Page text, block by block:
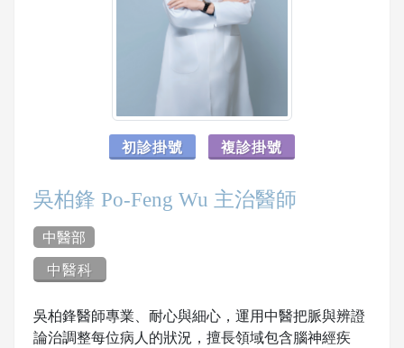
初診掛號 複診掛號
吳柏鋒 Po-Feng Wu 主治醫師
中醫部
中醫科
吳柏鋒醫師專業、耐心與細心，運用中醫把脈與辨證
論治調整每位病人的狀況，擅長領域包含腦神經疾